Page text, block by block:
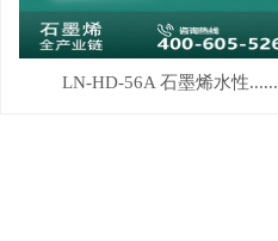
LN-HD-56A 石墨烯水性......